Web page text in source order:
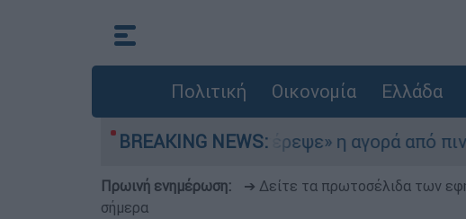
Πολιτική Οικονομία Ελλάδα
BREAKING NEWS:
«Στέρεψε» η αγορά από πινακίδες
Πρωινή ενημέρωση: ➔ Δείτε τα πρωτοσέλιδα των
σήμερα